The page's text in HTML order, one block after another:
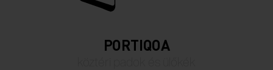
PORTIQOA